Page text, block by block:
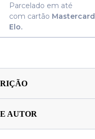
Parcelado em até
com cartão Mastercard
Elo.
AUTOR